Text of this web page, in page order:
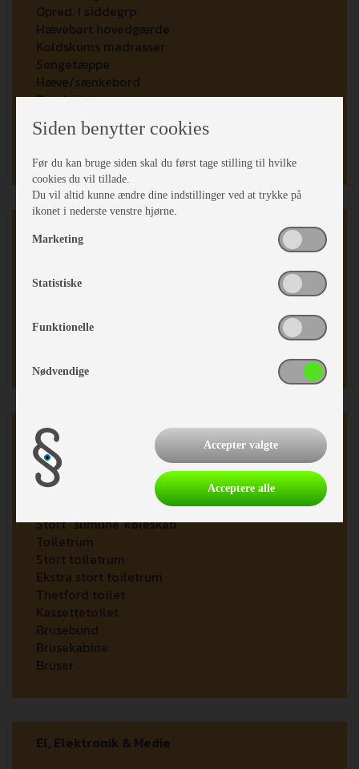
Opred. I siddegrp.
Hævebart hovedgærde
Koldskums madrasser
Sengetæppe
Hæve/sænkebord
Rundsiddegruppe
Kassettegardiner
Fluenetsdør
Alufælge
Stor tagluge
Køkken - Bad & Toilet
3 gasblus
Easy Luk skuffer
Stort "slimline"køleskab
Toiletrum
Stort toiletrum
Ekstra stort toiletrum
Thetford toilet
Kassettetoilet
Brusebund
Brusekabine
Bruser
El, Elektronik & Medie
Siden benytter cookies
Før du kan bruge siden skal du først tage stilling til hvilke
cookies du vil tillade.
Du vil altid kunne ændre dine indstillinger ved at trykke på
ikonet i nederste venstre hjørne.
Marketing
Statistiske
Funktionelle
Nødvendige
Accepter valgte
Acceptere alle